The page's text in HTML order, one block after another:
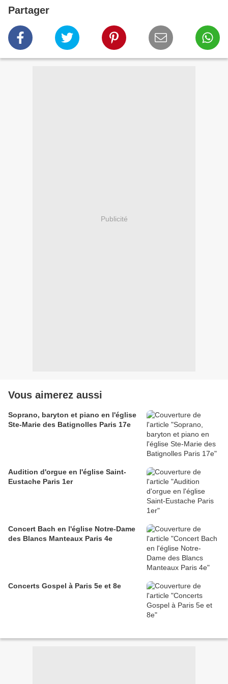
Partager
Publicité
Vous aimerez aussi
Soprano, baryton et piano en l'église
Ste-Marie des Batignolles Paris 17e
Audition d'orgue en l'église Saint-
Eustache Paris 1er
Concert Bach en l'église Notre-Dame
des Blancs Manteaux Paris 4e
Concerts Gospel à Paris 5e et 8e